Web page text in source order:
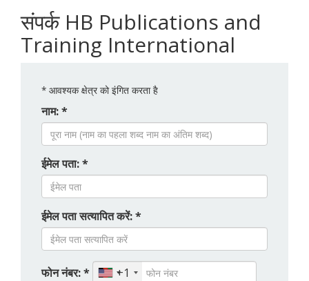
संपर्क HB Publications and
Training International
* आवश्यक क्षेत्र को इंगित करता है
नाम: *
ईमेल पता: *
ईमेल पता सत्यापित करें: *
फोन नंबर: *
+1